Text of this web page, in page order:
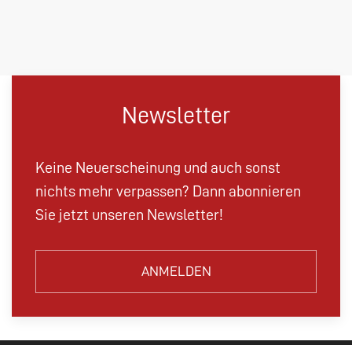
Newsletter
Keine Neuerscheinung und auch sonst
nichts mehr verpassen? Dann abonnieren
Sie jetzt unseren Newsletter!
ANMELDEN